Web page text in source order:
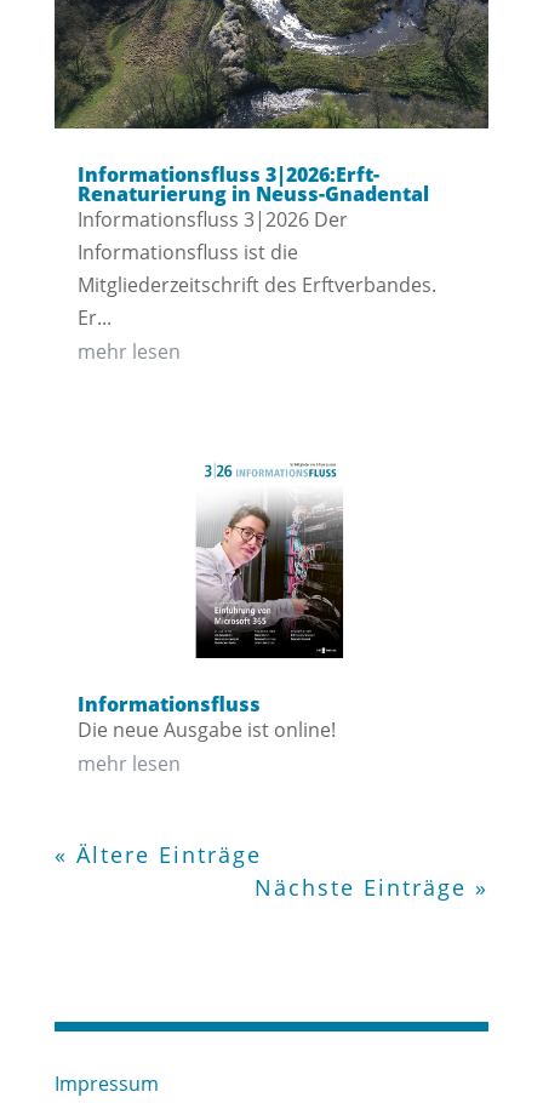
Informationsfluss 3|2026:Erft-
Renaturierung in Neuss-Gnadental
Informationsfluss 3|2026 Der
Informationsfluss ist die
Mitgliederzeitschrift des Erftverbandes.
Er...
mehr lesen
Informationsfluss
Die neue Ausgabe ist online!
mehr lesen
« Ältere Einträge
Nächste Einträge »
Impressum